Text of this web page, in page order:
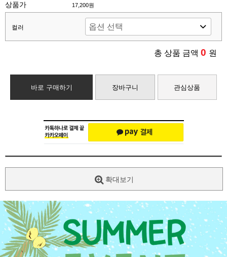
상품가 17,200원
컬러
총 상품 금액 0 원
바로 구매하기 장바구니 관심상품
확대보기